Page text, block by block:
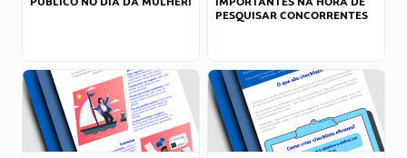
PESQUISAR CONCORRENTES